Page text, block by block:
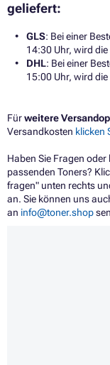
geliefert:
GLS: Bei einer
14:30 Uhr, wird
DHL: Bei einer
15:00 Uhr, wird
Fürweitere
Versandkosten klicken
Haben Sie Fragen
passenden Toners?
fragen" unten rechts
an. Sie können uns
an info@toner.shop